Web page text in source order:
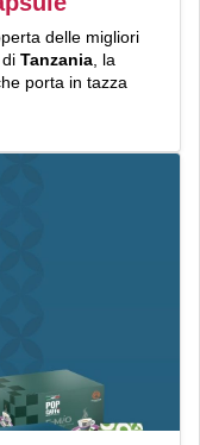
delle migliori
Tanzania , la
porta in tazza